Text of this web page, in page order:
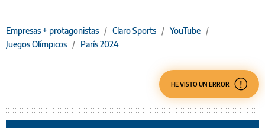
Empresas + protagonistas / Claro Sports / YouTube /
Juegos Olímpicos / París 2024
HE VISTO UN ERROR